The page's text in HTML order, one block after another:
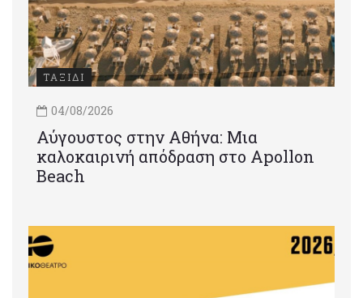
ΤΑΞΙΔΙ
04/08/2026
Αύγουστος στην Αθήνα: Μια
καλοκαιρινή απόδραση στο Apollon
Beach